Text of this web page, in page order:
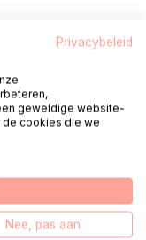
Privacybeleid
geweldige website-
de cookies die we
Nee, pas aan